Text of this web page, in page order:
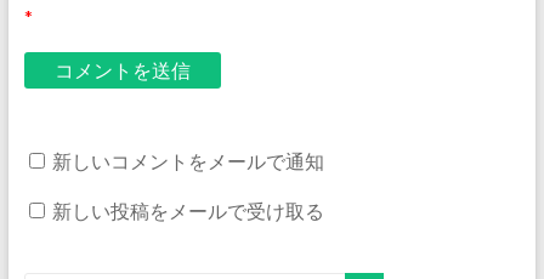
*
新しいコメントをメールで通知
新しい投稿をメールで受け取る